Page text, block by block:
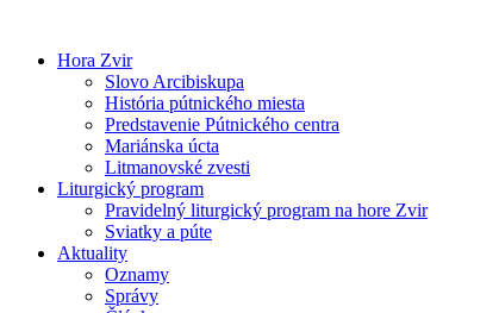
obsah
Hora Zvir
Slovo Arcibiskupa
História pútnického miesta
Predstavenie Pútnického centra
Mariánska úcta
Litmanovské zvesti
Liturgický program
Pravidelný liturgický program na hore Zvir
Sviatky a púte
Aktuality
Oznamy
Správy